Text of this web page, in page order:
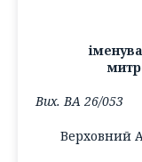
Вих. ВА 26/053
Верховний